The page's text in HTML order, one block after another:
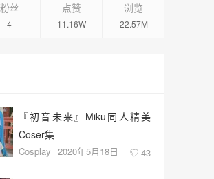
粉丝
4
点赞
11.16W
浏览
22.57M
『初音未来』Miku同人精美
Coser集
Cosplay 2020年5月18日 43